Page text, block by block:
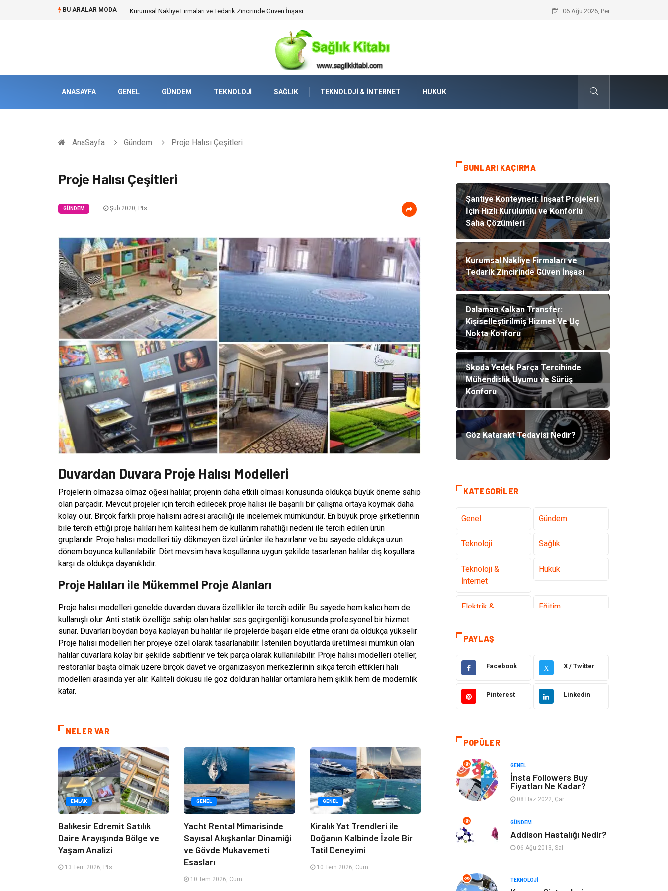
BU ARALAR MODA Dalaman Kalkan Transfer: Kişiselleştirilmiş Hizmet Ve Uç Nokta Konforu Skoda Yedek Parça Tercihinde
06 Ağu 2026, Per
ANASAYFA GENEL GÜNDEM TEKNOLOJI SAĞLIK TEKNOLOJI & İNTERNET HUKUK
AnaSayfa Gündem Proje Halısı Çeşitleri
Proje Halısı Çeşitleri
GÜNDEM Şub 2020, Pts
Duvardan Duvara Proje Halısı Modelleri
Projelerin olmazsa olmaz öğesi halılar, projenin daha etkili olması konusunda oldukça büyük öneme sahip
olan parçadır. Mevcut projeler için tercih edilecek proje halısı ile başarılı bir çalışma ortaya koymak daha
kolay olur. Birçok farklı proje halısını adresi aracılığı ile incelemek mümkündür. En büyük proje şirketlerinin
bile tercih ettiği proje halıları hem kalitesi hem de kullanım rahatlığı nedeni ile tercih edilen ürün
gruplarıdır. Proje halısı modelleri tüy dökmeyen özel ürünler ile hazırlanır ve bu sayede oldukça uzun
dönem boyunca kullanılabilir. Dört mevsim hava koşullarına uygun şekilde tasarlanan halılar dış koşullara
karşı da oldukça dayanıklıdır.
Proje Halıları ile Mükemmel Proje Alanları
Proje halısı modelleri genelde duvardan duvara özellikler ile tercih edilir. Bu sayede hem kalıcı hem de
kullanışlı olur. Anti statik özelliğe sahip olan halılar ses geçirgenliği konusunda profesyonel bir hizmet
sunar. Duvarları boydan boya kaplayan bu halılar ile projelerde başarı elde etme oranı da oldukça yükselir.
Proje halısı modelleri her projeye özel olarak tasarlanabilir. İstenilen boyutlarda üretilmesi mümkün olan
halılar duvarlara kolay bir şekilde sabitlenir ve tek parça olarak kullanılabilir. Proje halısı modelleri oteller,
restoranlar başta olmak üzere birçok davet ve organizasyon merkezlerinin sıkça tercih ettikleri halı
modelleri arasında yer alır. Kaliteli dokusu ile göz dolduran halılar ortamlara hem şıklık hem de modernlik
katar.
NELER VAR
EMLAK
Balıkesir Edremit Satılık
Daire Arayışında Bölge ve
Yaşam Analizi
13 Tem 2026, Pts
GENEL
Yacht Rental Mimarisinde
Sayısal Akışkanlar Dinamiği
ve Gövde Mukavemeti
Esasları
10 Tem 2026, Cum
GENEL
Kiralık Yat Trendleri ile
Doğanın Kalbinde İzole Bir
Tatil Deneyimi
10 Tem 2026, Cum
BUNLARI KAÇIRMA
Şantiye Konteyneri: İnşaat Projeleri
İçin Hızlı Kurulumlu ve Konforlu
Saha Çözümleri
Kurumsal Nakliye Firmaları ve
Tedarik Zincirinde Güven İnşası
Dalaman Kalkan Transfer:
Kişiselleştirilmiş Hizmet Ve Uç
Nokta Konforu
Skoda Yedek Parça Tercihinde
Mühendislik Uyumu ve Sürüş
Konforu
Göz Katarakt Tedavisi Nedir?
KATEGORILER
Genel Gündem
Teknoloji Sağlık
Teknoloji &
İnternet
Hukuk
Elektrik &
Eğitim
Gıda
Otomotiv Tanıtıcı Reklam
Cilt ve Deri
Hastalıkları
Emlak
Ağız ve Diş
Organizasyon Hastalıklar
PAYLAŞ
Facebook X X / Twitter
Pinterest Linkedin
POPÜLER
GENEL
İnsta Followers Buy
Fiyatları Ne Kadar?
08 Haz 2022, Çar
GÜNDEM
Addison Hastalığı Nedir?
06 Ağu 2013, Sal
TEKNOLOJI